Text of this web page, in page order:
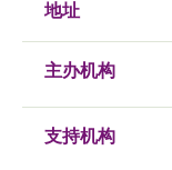
地址
主办机构
支持机构